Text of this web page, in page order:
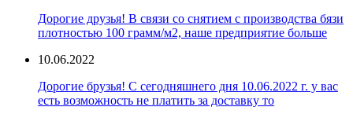
Дорогие друзья! В связи со снятием с производства бязи
плотностью 100 грамм/м2, наше предприятие больше
10.06.2022
Дорогие брузья! С сегодняшнего дня 10.06.2022 г. у вас
есть возможность не платить за доставку то